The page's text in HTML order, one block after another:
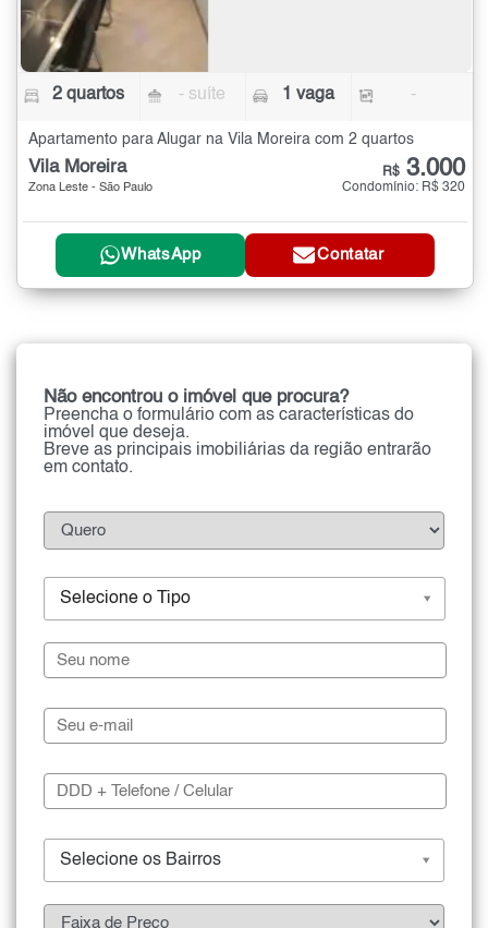
2 quartos - suíte 1 vaga -
Apartamento para Alugar na Vila Moreira com 2 quartos
Vila Moreira
Zona Leste - São Paulo
R$ 3.000
Condomínio: R$ 320
WhatsApp Contatar
Não encontrou o imóvel que procura?
Preencha o formulário com as características do
imóvel que deseja.
Breve as principais imobiliárias da região entrarão
em contato.
Selecione o Tipo
Selecione os Bairros